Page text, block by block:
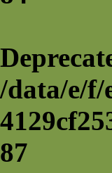
/data/e/f/
87